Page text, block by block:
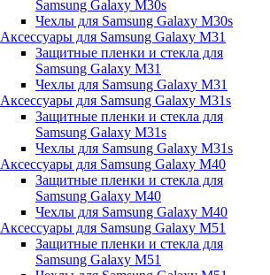
Samsung Galaxy M30s
Чехлы для Samsung Galaxy M30s
Аксессуары для Samsung Galaxy M31
Защитные пленки и стекла для
Samsung Galaxy M31
Чехлы для Samsung Galaxy M31
Аксессуары для Samsung Galaxy M31s
Защитные пленки и стекла для
Samsung Galaxy M31s
Чехлы для Samsung Galaxy M31s
Аксессуары для Samsung Galaxy M40
Защитные пленки и стекла для
Samsung Galaxy M40
Чехлы для Samsung Galaxy M40
Аксессуары для Samsung Galaxy M51
Защитные пленки и стекла для
Samsung Galaxy M51